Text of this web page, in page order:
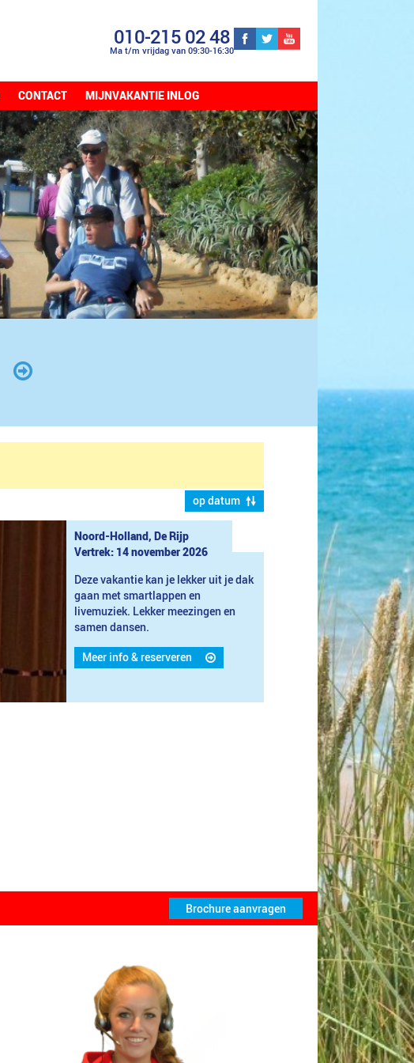
010-215 02 48
Ma t/m vrijdag van 09:30-16:30
CONTACT MIJNVAKANTIE INLOG
op datum
Noord-Holland, De Rijp
Vertrek: 14 november 2026
Deze vakantie kan je lekker uit je dak
gaan met smartlappen en
livemuziek. Lekker meezingen en
samen dansen.
Meer info & reserveren